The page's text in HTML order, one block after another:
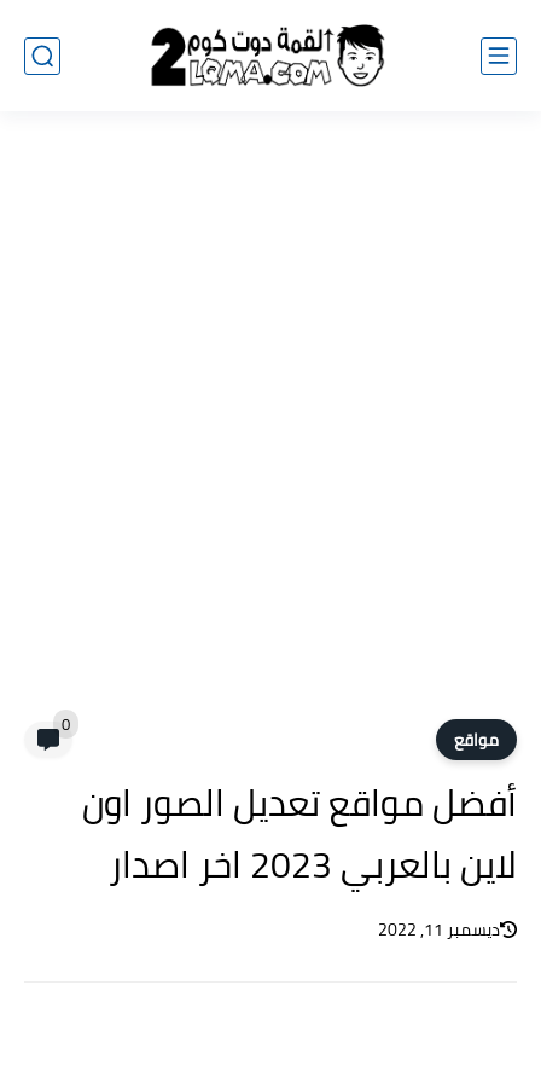
مواقع 0
أفضل مواقع تعديل الصور اون
لاين بالعربي 2023 اخر اصدار
ديسمبر 11, 2022